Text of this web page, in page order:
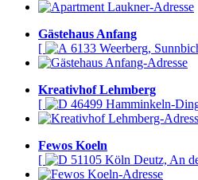
Gästehaus Anfang
[
6133 Weerberg,
Kreativhof Lehmberg
[
46499 Hamminkeln-
Fewos Koeln
[
51105 Köln Deutz, An